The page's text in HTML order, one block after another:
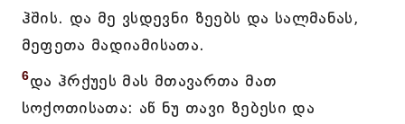
ჰშის. და მე ვსდევნი ზეებს და სალმანას,
მეფეთა მადიამისათა.
6და ჰრქუეს მას მთავართა მათ
სოქოთისათა: აწ ნუ თავი ზებესი და